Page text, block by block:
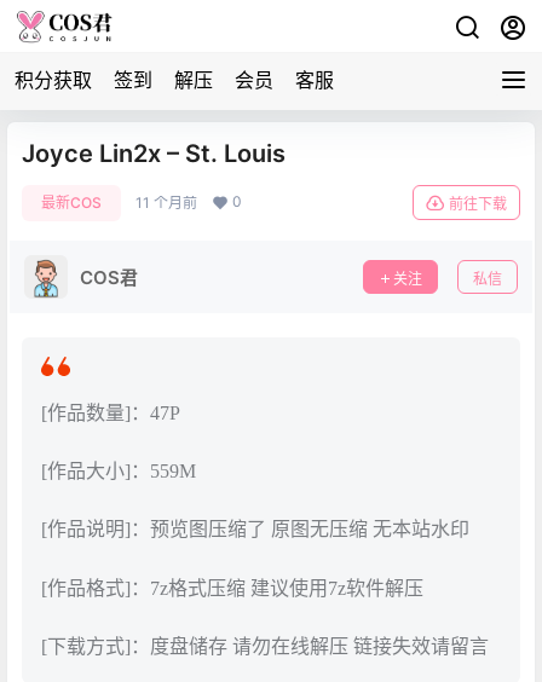
积分获取 签到 解压 会员 客服
Joyce Lin2x – St. Louis
最新COS 11 个月前 0 前往下载
COS君 关注 私信
[作品数量]：47P
[作品大小]：559M
[作品说明]：预览图压缩了 原图无压缩 无本站水印
[作品格式]：7z格式压缩 建议使用7z软件解压
[下载方式]：度盘储存 请勿在线解压 链接失效请留言